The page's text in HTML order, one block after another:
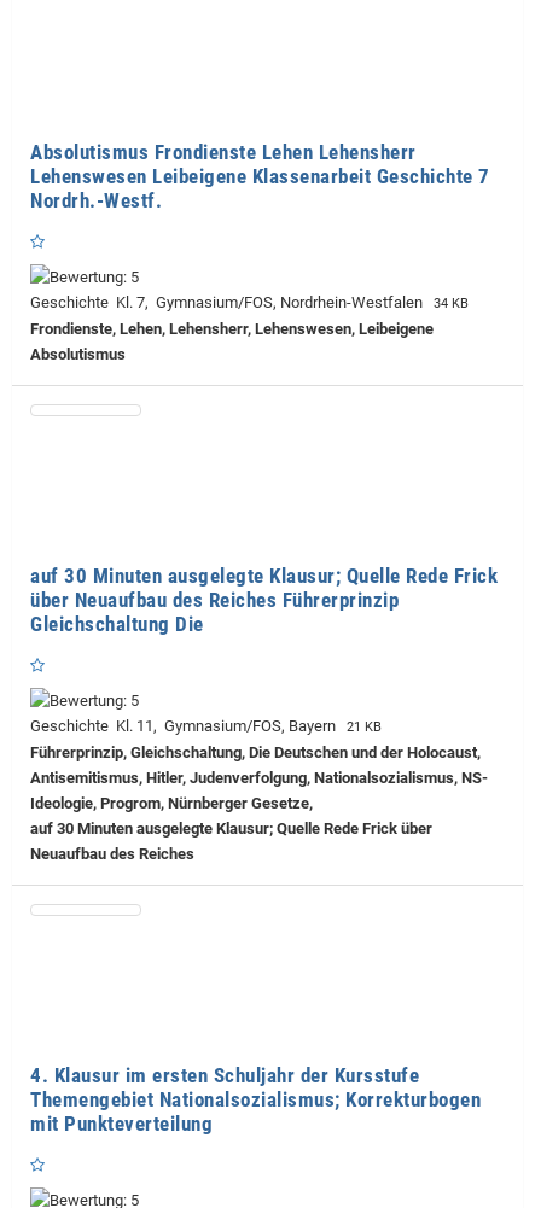
Absolutismus Frondienste Lehen Lehensherr
Lehenswesen Leibeigene Klassenarbeit Geschichte 7
Nordrh.-Westf.
Geschichte Kl. 7, Gymnasium/FOS, Nordrhein-Westfalen 34 KB
Frondienste, Lehen, Lehensherr, Lehenswesen, Leibeigene
Absolutismus
auf 30 Minuten ausgelegte Klausur; Quelle Rede Frick
über Neuaufbau des Reiches Führerprinzip
Gleichschaltung Die
Geschichte Kl. 11, Gymnasium/FOS, Bayern 21 KB
Führerprinzip, Gleichschaltung, Die Deutschen und der Holocaust,
Antisemitismus, Hitler, Judenverfolgung, Nationalsozialismus, NS-
Ideologie, Progrom, Nürnberger Gesetze,
auf 30 Minuten ausgelegte Klausur; Quelle Rede Frick über
Neuaufbau des Reiches
4. Klausur im ersten Schuljahr der Kursstufe
Themengebiet Nationalsozialismus; Korrekturbogen
mit Punkteverteilung